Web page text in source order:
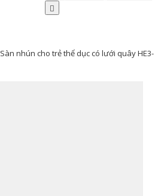
Sàn nhún cho trẻ thể dục có lưới quây HE3-